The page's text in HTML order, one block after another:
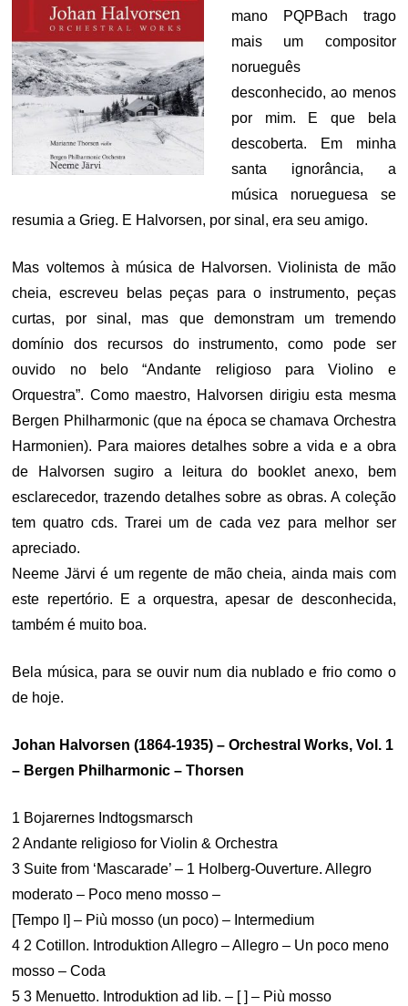
mano PQPBach trago
mais um compositor
norueguês
desconhecido, ao menos
por mim. E que bela
descoberta. Em minha
santa ignorância, a
música norueguesa se
resumia a Grieg. E Halvorsen, por sinal, era seu amigo.
Mas voltemos à música de Halvorsen. Violinista de mão
cheia, escreveu belas peças para o instrumento, peças
curtas, por sinal, mas que demonstram um tremendo
domínio dos recursos do instrumento, como pode ser
ouvido no belo “Andante religioso para Violino e
Orquestra”. Como maestro, Halvorsen dirigiu esta mesma
Bergen Philharmonic (que na época se chamava Orchestra
Harmonien). Para maiores detalhes sobre a vida e a obra
de Halvorsen sugiro a leitura do booklet anexo, bem
esclarecedor, trazendo detalhes sobre as obras. A coleção
tem quatro cds. Trarei um de cada vez para melhor ser
apreciado.
Neeme Järvi é um regente de mão cheia, ainda mais com
este repertório. E a orquestra, apesar de desconhecida,
também é muito boa.
Bela música, para se ouvir num dia nublado e frio como o
de hoje.
Johan Halvorsen (1864-1935) – Orchestral Works, Vol. 1
– Bergen Philharmonic – Thorsen
1 Bojarernes Indtogsmarsch
2 Andante religioso for Violin & Orchestra
3 Suite from ‘Mascarade’ – 1 Holberg-Ouverture. Allegro
moderato – Poco meno mosso –
[Tempo I] – Più mosso (un poco) – Intermedium
4 2 Cotillon. Introduktion Allegro – Allegro – Un poco meno
mosso – Coda
5 3 Menuetto. Introduktion ad lib. – [ ] – Più mosso